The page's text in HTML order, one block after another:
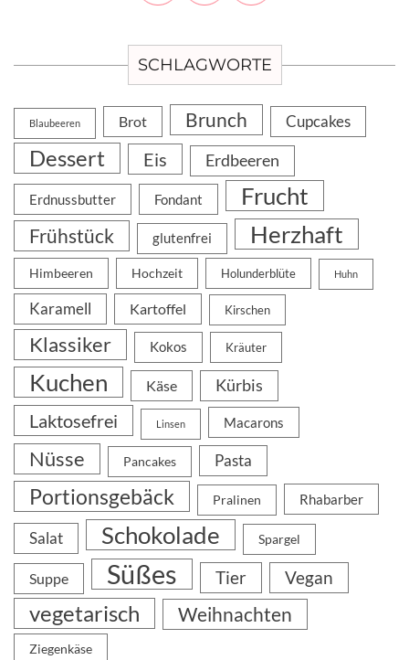
SCHLAGWORTE
Blaubeeren Brot Brunch Cupcakes
Dessert Eis Erdbeeren
Erdnussbutter Fondant Frucht
Frühstück glutenfrei Herzhaft
Himbeeren Hochzeit Holunderblüte Huhn
Karamell Kartoffel Kirschen
Klassiker Kokos Kräuter
Kuchen Käse Kürbis
Laktosefrei Linsen Macarons
Nüsse Pancakes Pasta
Portionsgebäck Pralinen Rhabarber
Salat Schokolade Spargel
Suppe Süßes Tier Vegan
vegetarisch Weihnachten
Ziegenkäse